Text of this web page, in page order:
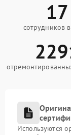
17
сотрудников
Используются